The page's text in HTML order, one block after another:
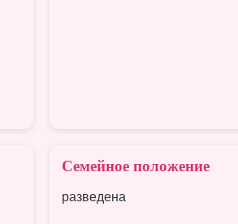
Семейное положение
разведена